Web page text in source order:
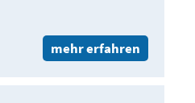
mehr erfahren